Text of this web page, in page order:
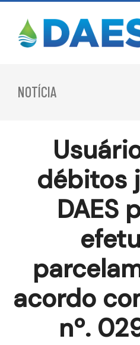
NOTÍCIA
débitos
DAES
acordo
nº.